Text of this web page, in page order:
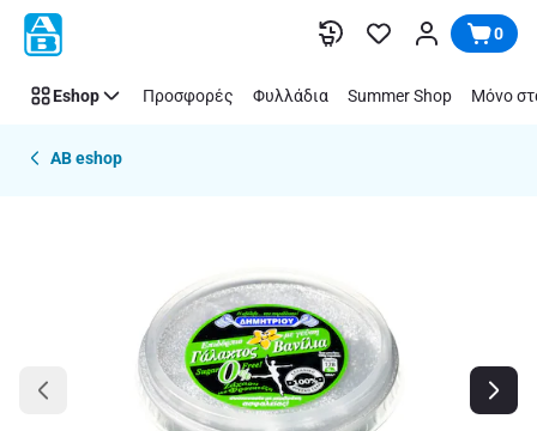
Παράλειψη 0
Eshop Προσφορές Φυλλάδια Summer Shop Μόνο
AB eshop